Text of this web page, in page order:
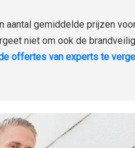
aantal gemiddelde prijzen
niet om ook de
offertes van experts te